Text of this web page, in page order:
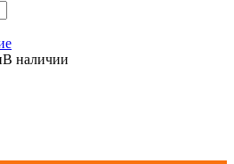
В наличии